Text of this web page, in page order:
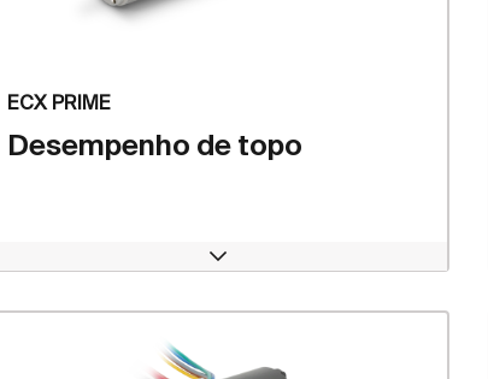
ECX PRIME
Desempenho de topo
Open